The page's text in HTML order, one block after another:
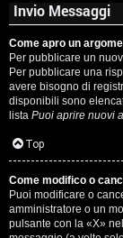
Invio Messaggi
Come apro un
Per pubblicare un
Per pubblicare una
avere bisogno di
disponibili sono
lista Puoi aprire nuovi
Top
Come modifico o
Puoi modificare o
amministratore o un
pulsante con la «X»
P
e
r
c
o
r
s